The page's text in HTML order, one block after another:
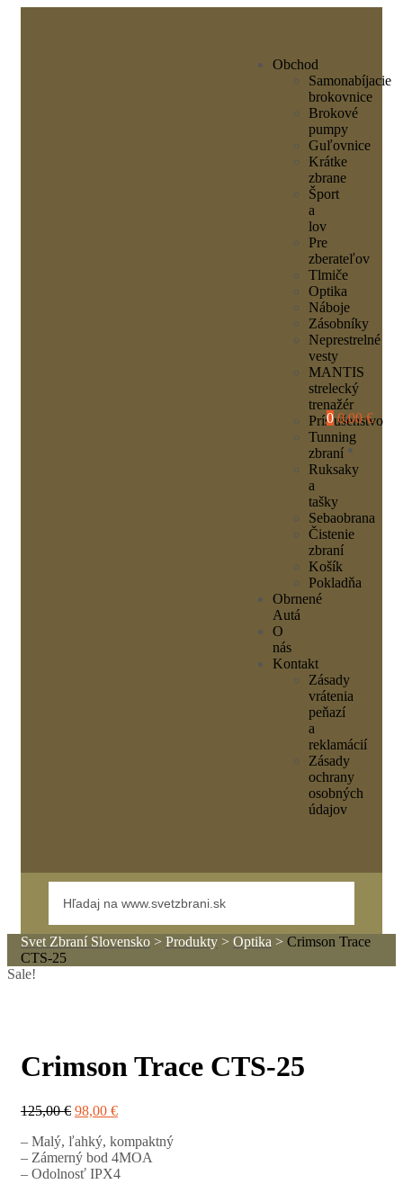
Obchod
Samonabíjacie
brokovnice
Brokové
pumpy
Guľovnice
Krátke
zbrane
Šport
a
lov
Pre
zberateľov
Tlmiče
Optika
Náboje
Zásobníky
Neprestrelné
vesty
MANTIS
strelecký
trenažér
Príslušenstvo
Tunning
zbraní
Ruksaky
a
tašky
Sebaobrana
Čistenie
zbraní
Košík
Pokladňa
Obrnené
Autá
O
nás
Kontakt
Zásady
vrátenia
peňazí
a
reklamácií
Zásady
ochrany
osobných
údajov
0 0,00 €
Svet Zbraní Slovensko > Produkty > Optika > Crimson Trace
CTS-25
Sale!
Crimson Trace CTS-25
125,00€ 98,00 €
– Malý, ľahký, kompaktný
– Zámerný bod 4MOA
– Odolnosť IPX4